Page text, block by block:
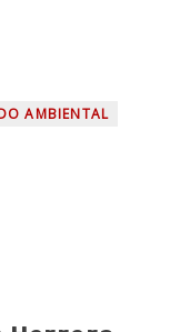
AMBIENTAL